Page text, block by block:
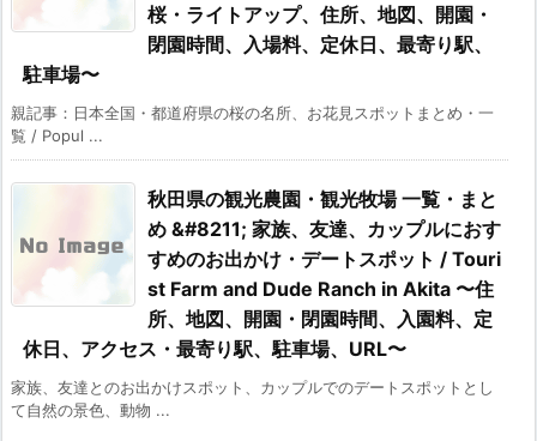
桜・ライトアップ、住所、地図、開園・
閉園時間、入場料、定休日、最寄り駅、
駐車場〜
親記事：日本全国・都道府県の桜の名所、お花見スポットまとめ・一
覧 / Popul ...
秋田県の観光農園・観光牧場 一覧・まと
め &#8211; 家族、友達、カップルにおす
すめのお出かけ・デートスポット / Touri
st Farm and Dude Ranch in Akita 〜住
所、地図、開園・閉園時間、入園料、定
休日、アクセス・最寄り駅、駐車場、URL〜
家族、友達とのお出かけスポット、カップルでのデートスポットとし
て自然の景色、動物 ...